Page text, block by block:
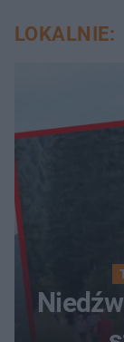
LOKALNIE: